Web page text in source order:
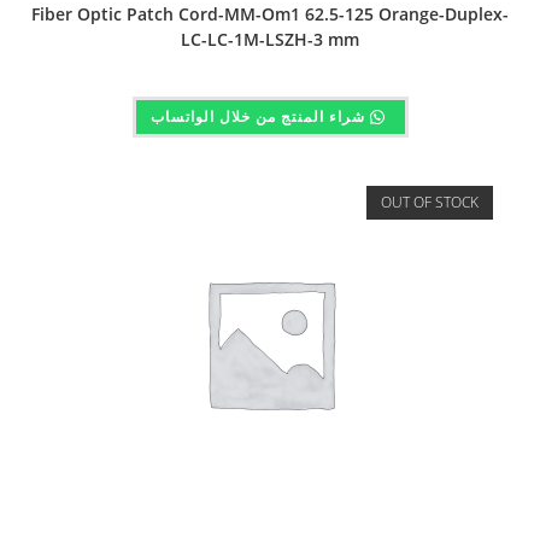
Fiber Optic Patch Cord-MM-Om1 62.5-125 Orange-Duplex-
LC-LC-1M-LSZH-3 mm
شراء المنتج من خلال الواتساب
OUT OF STOCK